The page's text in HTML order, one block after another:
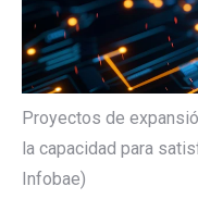
Proyectos de
la capacidad para
Infobae)